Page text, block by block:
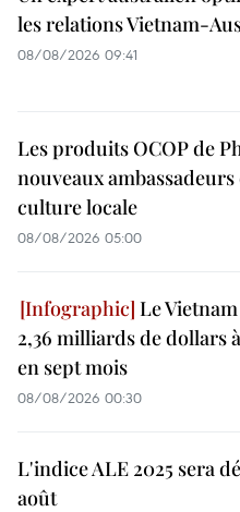
les relations Vietnam-
08/08/2026 09:41
Les produits OCOP de
nouveaux ambassadeurs
culture locale
08/08/2026 05:00
Le
2,36 milliards de dollars
en sept mois
08/08/2026 00:30
L'indice ALE 2025 sera
août